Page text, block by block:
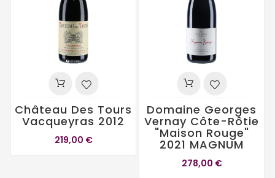
Château Des Tours
Vacqueyras 2012
219,00 €
Domaine Georges
Vernay Côte-Rôtie
"Maison Rouge"
2021 MAGNUM
278,00 €